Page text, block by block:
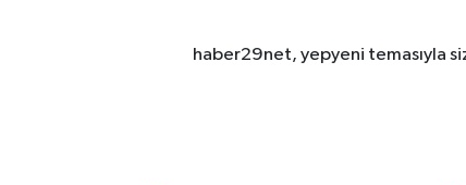
haber29net, yepyeni temasıyla